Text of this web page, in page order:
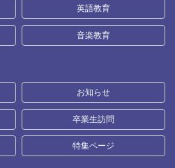
英語教育
音楽教育
お知らせ
卒業生訪問
特集ページ